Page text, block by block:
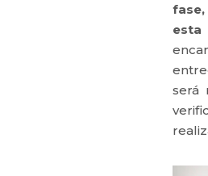
será